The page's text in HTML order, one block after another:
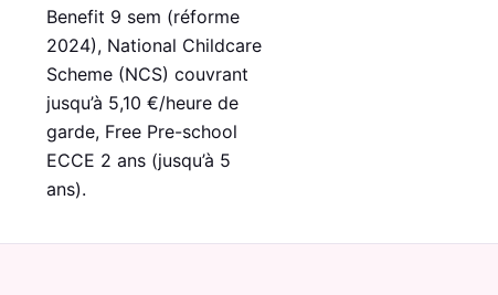
Benefit 9 sem (réforme
2024), National Childcare
Scheme (NCS) couvrant
jusqu’à 5,10 €/heure de
garde, Free Pre-school
ECCE 2 ans (jusqu’à 5
ans).